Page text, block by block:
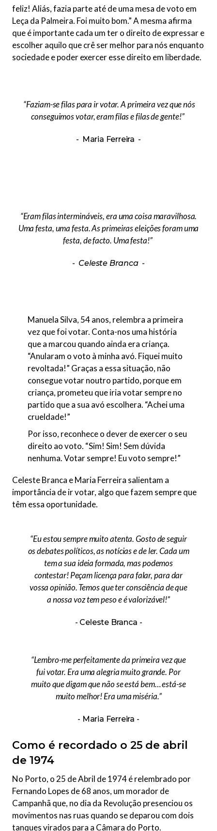
feliz! Aliás, fazia parte até de uma mesa de voto em
Leça da Palmeira. Foi muito bom.” A mesma afirma
que é importante cada um ter o direito de expressar e
escolher aquilo que crê ser melhor para nós enquanto
sociedade e poder exercer esse direito em liberdade.
“Faziam-se filas para ir votar. A primeira vez que nós
conseguimos votar, eram filas e filas de gente!”
Maria Ferreira
“Eram filas intermináveis, era uma coisa maravilhosa.
Uma festa, uma festa. As primeiras eleições foram uma
festa, de facto. Uma festa!”
Celeste Branca
Manuela Silva, 54 anos, relembra a primeira
vez que foi votar. Conta-nos uma história
que a marcou quando ainda era criança.
“Anularam o voto à minha avó. Fiquei muito
revoltada!” Graças a essa situação, não
consegue votar noutro partido, porque em
criança, prometeu que iria votar sempre no
partido que a sua avó escolhera. “Achei uma
crueldade!”
Por isso, reconhece o dever de exercer o seu
direito ao voto. “Sim! Sim! Sem dúvida
nenhuma. Votar sempre! Eu voto sempre!”
Celeste Branca e Maria Ferreira salientam a
importância de ir votar, algo que fazem sempre que
têm essa oportunidade.
“Eu estou sempre muito atenta. Gosto de seguir
os debates políticos, as notícias e de ler. Cada um
tem a sua ideia formada, mas podemos
contestar! Peçam licença para falar, para dar
vossa opinião. Temos que ter consciência de que
a nossa voz tem peso e é valorizável!”
Celeste Branca
“Lembro-me perfeitamente da primeira vez que
fui votar. Era uma alegria muito grande. Por
muito que digam que não se está bem… está-se
muito melhor! Era uma miséria.”
Maria Ferreira
Como é recordado o 25 de abril
de 1974
No Porto, o 25 de Abril de 1974 é relembrado por
Fernando Lopes de 68 anos, um morador de
Campanhã que, no dia da Revolução presenciou os
movimentos nas ruas quando se deparou com dois
tanques virados para a Câmara do Porto.